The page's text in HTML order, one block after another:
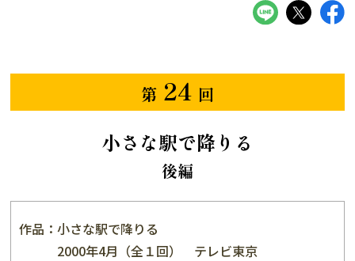
第 24 回
小さな駅で降りる
後編
作品：小さな駅で降りる
2000年4月（全１回） テレビ東京